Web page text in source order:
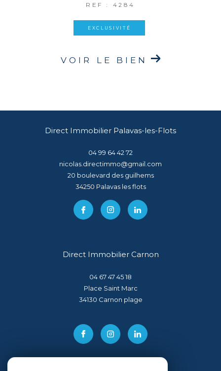
REF : 4284
EXCLUSIVITÉ
VOIR LE BIEN
Direct Immobilier Palavas-les-Flots
04 99 64 42 72
nicolas.directimmo@gmail.com
20 boulevard des guilhems
34250
palavas les flots
Direct Immobilier Carnon
04 67 47 45 18
Place Saint Marc
34130
carnon plage